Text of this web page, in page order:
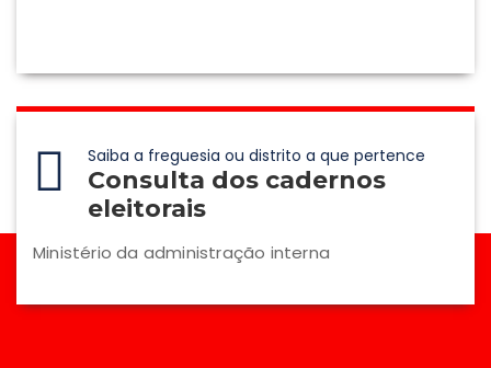
Saiba a freguesia ou distrito a que pertence
Consulta dos cadernos
eleitorais
Ministério da administração interna